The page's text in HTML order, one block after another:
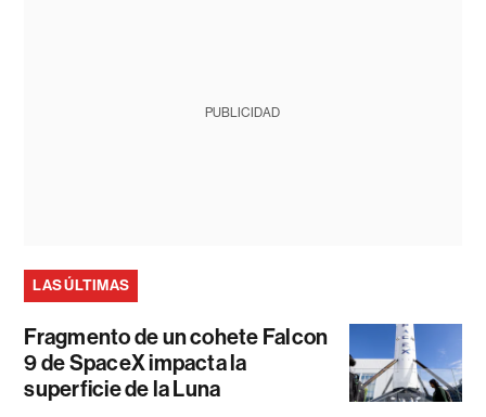
PUBLICIDAD
LAS ÚLTIMAS
Fragmento de un cohete Falcon
9 de SpaceX impacta la
superficie de la Luna